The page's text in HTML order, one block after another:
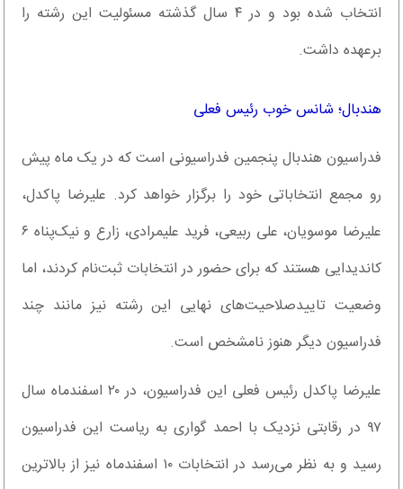
انتخاب شده بود و در ۴ سال گذشته مسئولیت این رشته را
برعهده داشت.
هندبال؛ شانس خوب رئیس فعلی
فدراسیون هندبال پنجمین فدراسیونی است که در یک ماه پیش
رو مجمع انتخاباتی خود را برگزار خواهد کرد. علیرضا پاکدل،
علیرضا موسویان، علی ربیعی، فرید علیمرادی، زارع و نیک‌پناه ۶
کاندیدایی هستند که برای حضور در انتخابات ثبت‌نام کردند، اما
وضعیت تایید‌صلاحیت‌های نهایی این رشته نیز مانند چند
فدراسیون دیگر هنوز نامشخص است.
علیرضا پاکدل رئیس فعلی این فدراسیون، در ۲۰ اسفندماه سال
۹۷ در رقابتی نزدیک با احمد گواری به ریاست این فدراسیون
رسید و به نظر می‌رسد در انتخابات ۱۰ اسفندماه نیز از بالاترین